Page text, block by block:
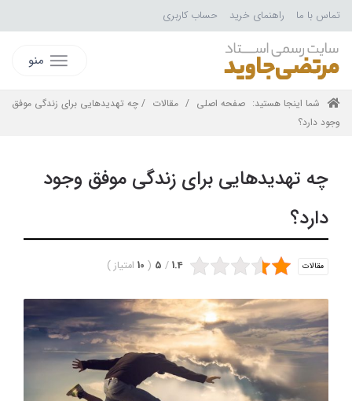
تماس با ما راهنمای خرید حساب کاربری
منو
شما اینجا هستید: صفحه اصلی / مقالات / چه تهدیدهایی برای زندگی موفق
وجود دارد؟
چه تهدیدهایی برای زندگی موفق وجود
دارد؟
مقالات 1.4
/
5
(
10 امتیاز)